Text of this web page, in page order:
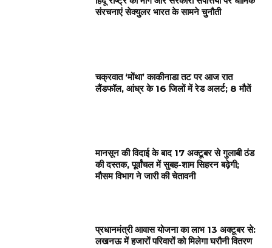
संरचनाएं सेक्युलर भारत के सामने चुनौती
चक्रवात ‘मोंथा’ काकीनाडा तट पर आज रात
लैंडफॉल, आंध्र के 16 जिलों में रेड अलर्ट; 8 मौतें
मानसून की विदाई के बाद 17 अक्टूबर से गुलाबी ठंड
की दस्तक, पूर्वांचल में सुबह-शाम सिहरन बढ़ेगी;
मौसम विभाग ने जारी की चेतावनी
प्रधानमंत्री आवास योजना का लाभ 13 अक्टूबर से:
लखनऊ में हजारों परिवारों को मिलेगा घरौनी वितरण